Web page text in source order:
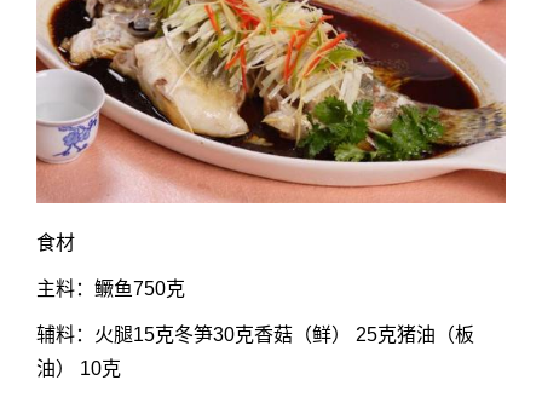
食材
主料：鳜鱼750克
辅料：火腿15克冬笋30克香菇（鲜） 25克猪油（板
油） 10克